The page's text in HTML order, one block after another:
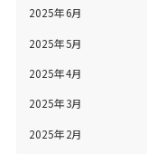
2025年6月
2025年5月
2025年4月
2025年3月
2025年2月